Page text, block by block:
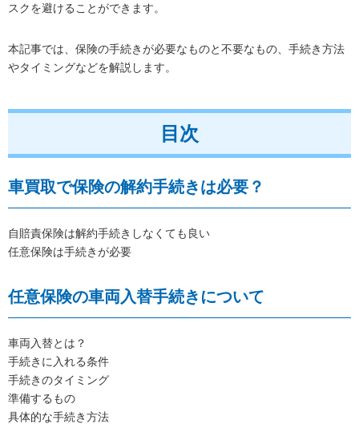
スクを避けることができます。
本記事では、保険の手続きが必要なものと不要なもの、手続き方法
やタイミングなどを解説します。
目次
車買取で保険の解約手続きは必要？
自賠責保険は解約手続きしなくても良い
任意保険は手続きが必要
任意保険の車両入替手続きについて
車両入替とは？
手続きに入れる条件
手続きのタイミング
準備するもの
具体的な手続き方法